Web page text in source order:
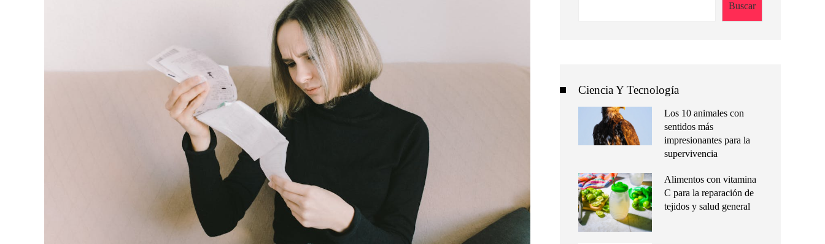
Buscar
Ciencia Y Tecnología
Los 10 animales con
sentidos más
impresionantes para la
supervivencia
Alimentos con vitamina
C para la reparación de
tejidos y salud general